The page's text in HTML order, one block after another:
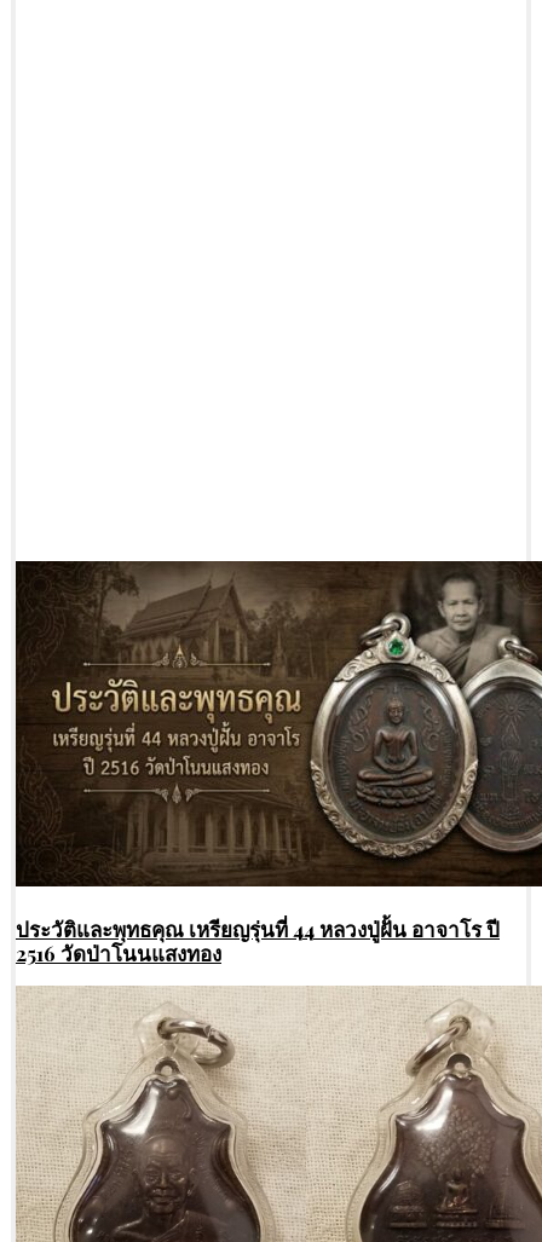
ประวัติและพุทธคุณ เหรียญรุ่นที่ 44 หลวงปู่ฝั้น อาจาโร ปี
2516 วัดป่าโนนแสงทอง